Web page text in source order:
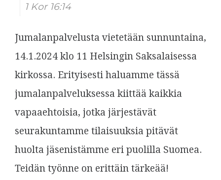
1 Kor 16:14
Jumalanpalvelusta vietetään sunnuntaina,
14.1.2024 klo 11 Helsingin Saksalaisessa
kirkossa. Erityisesti haluamme tässä
jumalanpalveluksessa kiittää kaikkia
vapaaehtoisia, jotka järjestävät
seurakuntamme tilaisuuksia pitävät
huolta jäsenistämme eri puolilla Suomea.
Teidän työnne on erittäin tärkeää!